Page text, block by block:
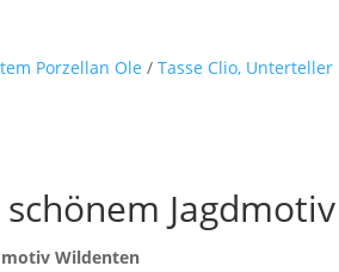
Porzellan Ole /Tasse Clio,
Wildenten